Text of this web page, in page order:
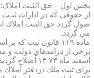
از حقوقي كه در ادارات
مي گردد.
ماده ۱۱۹ قانون ثبت
اسفند ماه ۷۳ ۱۳ اصلاح گرديده مقرر مي دارد: